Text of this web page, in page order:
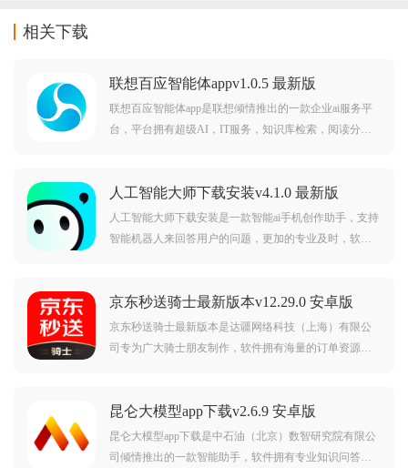
相关下载
联想百应智能体appv1.0.5 最新版
联想百应智能体app是联想倾情推出的一款企业ai服务平
台，平台拥有超级AI，IT服务，知识库检索，阅读分
使用。联想百应智能体是什么：在企业智能化转型加速
的浪潮
人工智能大师下载安装v4.1.0 最新版
人工智能大师下载安装是一款智能ai手机创作助手，支持
智能机器人来回答用户的问题，更加的专业及时，软件
景，同时当用户出现不想回答问题或者难以回答问题的
时候，智能机器人就会来帮助你解决这种尴尬的场面。
京东秒送骑士最新版本v12.29.0 安卓版
京东秒送骑士最新版本是达疆网络科技（上海）有限公
司专为广大骑士朋友制作，软件拥有海量的订单资源，
配送工具。京东秒送骑士app介绍：京东秒送目前已覆盖
全国
昆仑大模型app下载v2.6.9 安卓版
昆仑大模型app下载是中石油（北京）数智研究院有限公
司倾情推出的一款智能助手，软件拥有专业知识问答，